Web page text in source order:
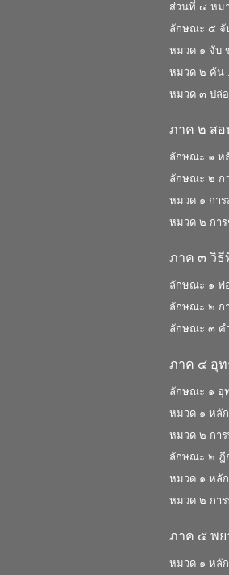
ส่วนที่ ๔ หม
ลักษณะ ๕ จั
หมวด ๑ จับ
หมวด ๒ ค้น
หมวด ๓ ปล่
ภาค ๒ สอ
ลักษณะ ๑ ห
ลักษณะ ๒ ก
หมวด ๑ กา
หมวด ๒ กา
ภาค ๓ วิ
ลักษณะ ๑ ฟ
ลักษณะ ๒ ก
ลักษณะ ๓ ค
ภาค ๔ อุ
ลักษณะ ๑ อุ
หมวด ๑ หลั
หมวด ๒ กา
ลักษณะ ๒ ฎี
หมวด ๑ หลั
หมวด ๒ กา
ภาค ๕ พ
หมวด ๑ หลั